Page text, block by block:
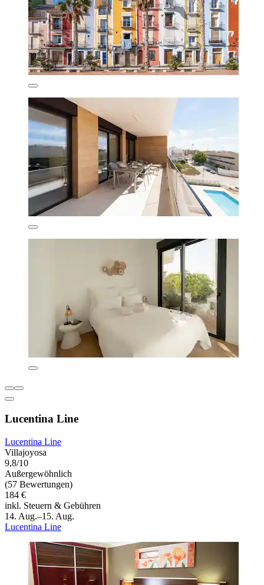
Lucentina Line
Lucentina Line
Villajoyosa
9,8/10
Außergewöhnlich
(57 Bewertungen)
184 €
inkl. Steuern & Gebühren
14. Aug.–15. Aug.
Lucentina Line